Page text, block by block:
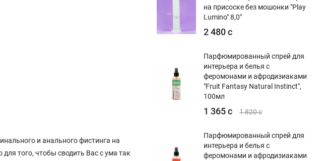
и анального фистинга на
того, чтобы сводить Вас с ума так
на присоске без мошонки "Play
Lumino" 8,0"
2 480 с
Парфюмированный спрей для
интерьера и белья с
феромонами и афродизиаками
"Fruit Fantasy Natural Instinct",
100мл
1 365 с 1 820 с
Парфюмированный спрей для
интерьера и белья с
феромонами и афродизиаками